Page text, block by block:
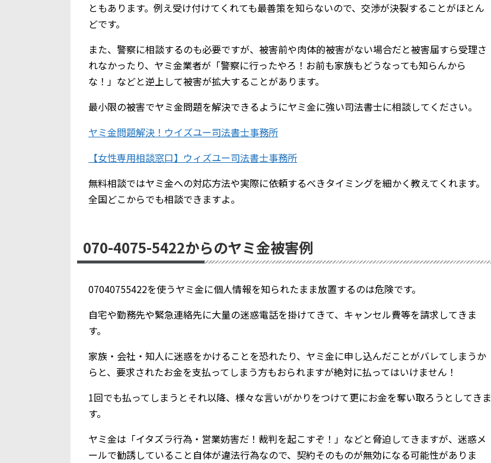
ともあります。例え受け付けてくれても最善策を知らないので、交渉が決裂することがほとん
どです。
また、警察に相談するのも必要ですが、被害前や肉体的被害がない場合だと被害届すら受理さ
れなかったり、ヤミ金業者が「警察に行ったやろ！お前も家族もどうなっても知らんから
な！」などと逆上して被害が拡大することがあります。
最小限の被害でヤミ金問題を解決できるようにヤミ金に強い司法書士に相談してください。
ヤミ金問題解決！ウイズユー司法書士事務所
【女性専用相談窓口】ウィズユー司法書士事務所
無料相談ではヤミ金への対応方法や実際に依頼するべきタイミングを細かく教えてくれます。
全国どこからでも相談できますよ。
070-4075-5422からのヤミ金被害例
07040755422を使うヤミ金に個人情報を知られたまま放置するのは危険です。
自宅や勤務先や緊急連絡先に大量の迷惑電話を掛けてきて、キャンセル費等を請求してきま
す。
家族・会社・知人に迷惑をかけることを恐れたり、ヤミ金に申し込んだことがバレてしまうか
らと、要求されたお金を支払ってしまう方もおられますが絶対に払ってはいけません！
1回でも払ってしまうとそれ以降、様々な言いがかりをつけて更にお金を奪い取ろうとしてきま
す。
ヤミ金は「イタズラ行為・営業妨害だ！裁判を起こすぞ！」などと脅迫してきますが、迷惑メ
ールで勧誘していること自体が違法行為なので、契約そのものが無効になる可能性がありま